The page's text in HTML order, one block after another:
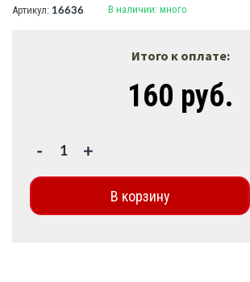
Артикул: 16636 В наличии: много
Итого к оплате:
160 руб.
+
-
В корзину